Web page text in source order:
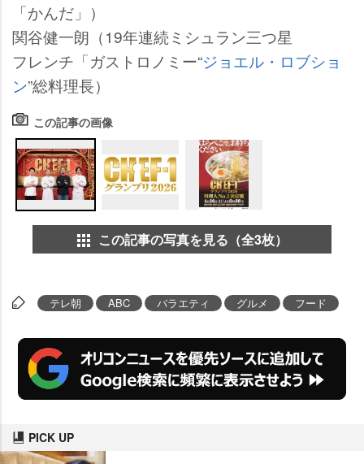
「かんだ」）
関谷健一朗（19年連続ミシュラン三つ星
フレンチ「ガストロノミー“ジョエル・ロブショ
ン”総料理長）
この記事の画像
この記事の写真を見る（全3枚）
テレ朝 ABC バラエティ グルメ フード
PICK UP